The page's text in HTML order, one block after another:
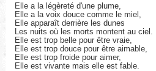
Elle a la légèreté d'une plume,
Elle a la voix douce comme le miel,
Elle apparaît derrière les dunes
Les nuits où les morts montent au ciel.
Elle est trop belle pour être vraie,
Elle est trop douce pour être aimable,
Elle est trop froide pour aimer,
Elle est vivante mais elle est fable.